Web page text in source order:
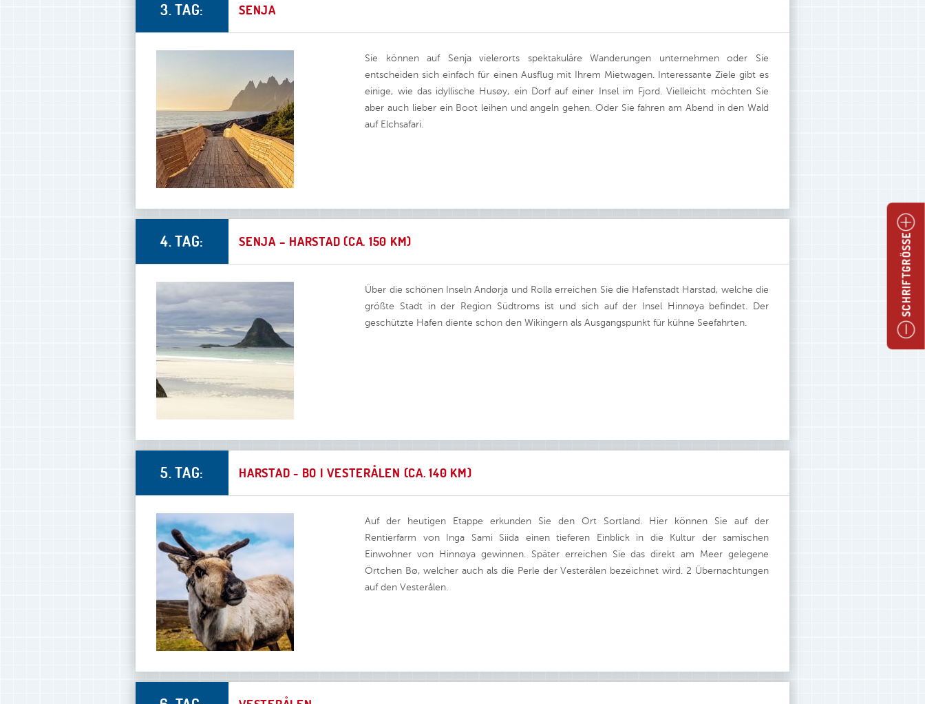
3. TAG: SENJA
Sie können auf Senja vielerorts spektakuläre Wanderungen unternehmen oder Sie
entscheiden sich einfach für einen Ausflug mit Ihrem Mietwagen. Interessante Ziele gibt es
einige, wie das idyllische Husøy, ein Dorf auf einer Insel im Fjord. Vielleicht möchten Sie
aber auch lieber ein Boot leihen und angeln gehen. Oder Sie fahren am Abend in den Wald
auf Elchsafari.
4. TAG: SENJA – HARSTAD (CA. 150 KM)
Über die schönen Inseln Andørja und Rolla erreichen Sie die Hafenstadt Harstad, welche die
größte Stadt in der Region Südtroms ist und sich auf der Insel Hinnøya befindet. Der
geschützte Hafen diente schon den Wikingern als Ausgangspunkt für kühne Seefahrten.
5. TAG: HARSTAD - BO I VESTERÅLEN (CA. 140 KM)
Auf der heutigen Etappe erkunden Sie den Ort Sortland. Hier können Sie auf der
Rentierfarm von Inga Sami Siida einen tieferen Einblick in die Kultur der samischen
Einwohner von Hinnøya gewinnen. Später erreichen Sie das direkt am Meer gelegene
Örtchen Bø, welcher auch als die Perle der Vesterålen bezeichnet wird. 2 Übernachtungen
auf den Vesterålen.
SCHRIFTGRÖSSE